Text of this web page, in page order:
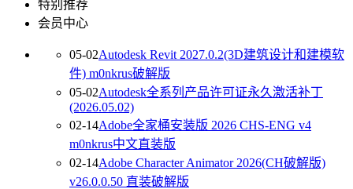
特别推荐
会员中心
05-02Autodesk Revit 2027.0.2(3D建筑设计和建模软
件) m0nkrus破解版
05-02Autodesk全系列产品许可证永久激活补丁
(2026.05.02)
02-14Adobe全家桶安装版 2026 CHS-ENG v4
m0nkrus中文直装版
02-14Adobe Character Animator 2026(CH破解版)
v26.0.0.50 直装破解版